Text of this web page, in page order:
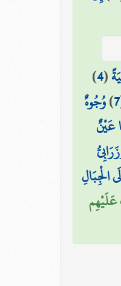
(
4
)
7
)وُجُوهٌ
عَيْنٌ
الْجِبَالِ